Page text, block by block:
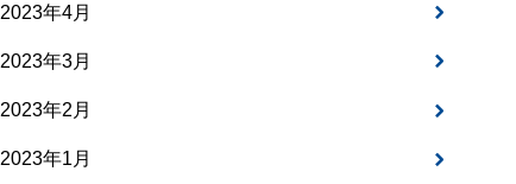
2023年4月
2023年3月
2023年2月
2023年1月